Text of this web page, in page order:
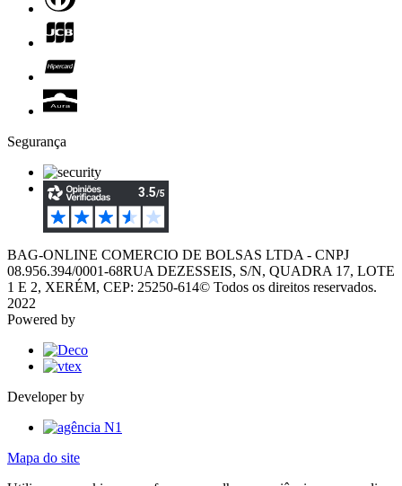
Segurança
BAG-ONLINE COMERCIO DE BOLSAS LTDA - CNPJ
08.956.394/0001-68RUA DEZESSEIS, S/N, QUADRA 17, LOTE
1 E 2, XERÉM, CEP: 25250-614© Todos os direitos reservados.
2022
Powered by
Developer by
Mapa do site